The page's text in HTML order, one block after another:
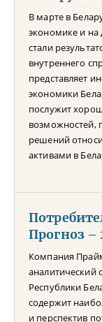
В марте в
экономике и
стали
внутреннего
представляет
экономики
послужит
возможностей,
решений
активами в
Прогноз –
Компания
аналитический
Республики
содержит
и перспектив